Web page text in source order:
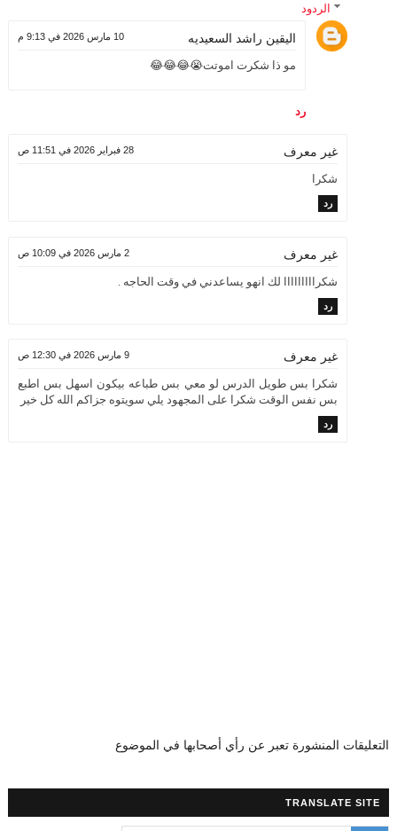
الردود
اليقين راشد السعيديه 10 مارس 2026 في 9:13 م
مو ذا شكرت اموتت😭😂😂😂
رد
غير معرف 28 فبراير 2026 في 11:51 ص
شكرا
رد
غير معرف 2 مارس 2026 في 10:09 ص
شكرااااااااا لك انهو يساعدني في وقت الحاجه .
رد
غير معرف 9 مارس 2026 في 12:30 ص
شكرا بس طويل الدرس لو معي بس طباعه بيكون اسهل بس اطبع
بس نفس الوقت شكرا على المجهود يلي سويتوه جزاكم الله كل خير
رد
التعليقات المنشورة تعبر عن رأي أصحابها في الموضوع
TRANSLATE SITE